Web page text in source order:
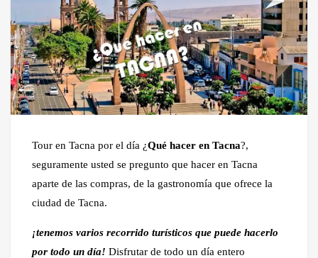
Tour en Tacna por el día ¿Qué hacer en Tacna?,
seguramente usted se pregunto que hacer en Tacna
aparte de las compras, de la gastronomía que ofrece la
ciudad de Tacna.
¡tenemos varios recorrido turísticos que puede hacerlo
por todo un día! Disfrutar de todo un día entero